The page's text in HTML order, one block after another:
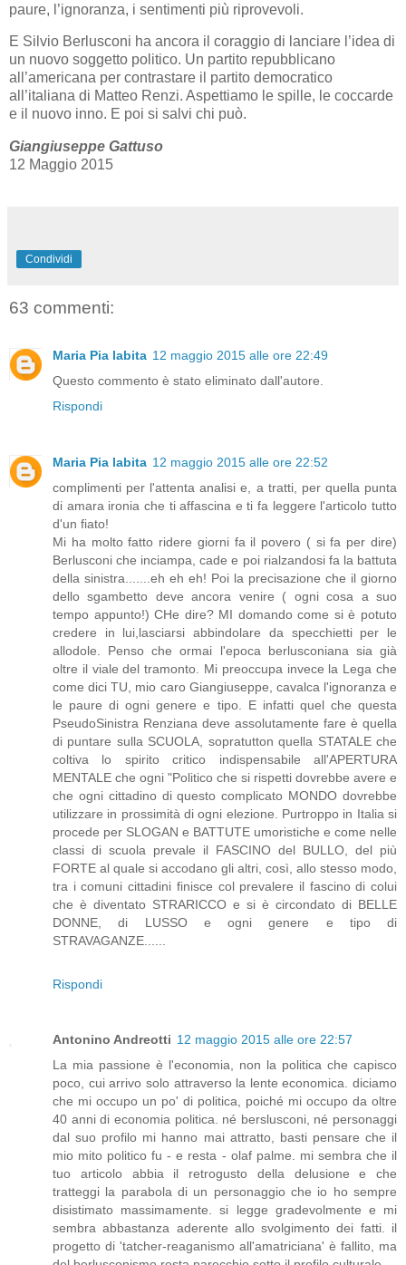
paure, l’ignoranza, i sentimenti più riprovevoli.
E Silvio Berlusconi ha ancora il coraggio di lanciare l’idea di
un nuovo soggetto politico. Un partito repubblicano
all’americana per contrastare il partito democratico
all’italiana di Matteo Renzi. Aspettiamo le spille, le coccarde
e il nuovo inno. E poi si salvi chi può.
Giangiuseppe Gattuso
12 Maggio 2015
Condividi
63 commenti:
Maria Pia labita 12 maggio 2015 alle ore 22:49
Questo commento è stato eliminato dall'autore.
Rispondi
Maria Pia labita 12 maggio 2015 alle ore 22:52
complimenti per l'attenta analisi e, a tratti, per quella punta
di amara ironia che ti affascina e ti fa leggere l'articolo tutto
d'un fiato!
Mi ha molto fatto ridere giorni fa il povero ( si fa per dire)
Berlusconi che inciampa, cade e poi rialzandosi fa la battuta
della sinistra.......eh eh eh! Poi la precisazione che il giorno
dello sgambetto deve ancora venire ( ogni cosa a suo
tempo appunto!) CHe dire? MI domando come si è potuto
credere in lui,lasciarsi abbindolare da specchietti per le
allodole. Penso che ormai l'epoca berlusconiana sia già
oltre il viale del tramonto. Mi preoccupa invece la Lega che
come dici TU, mio caro Giangiuseppe, cavalca l'ignoranza e
le paure di ogni genere e tipo. E infatti quel che questa
PseudoSinistra Renziana deve assolutamente fare è quella
di puntare sulla SCUOLA, sopratutton quella STATALE che
coltiva lo spirito critico indispensabile all'APERTURA
MENTALE che ogni "Politico che si rispetti dovrebbe avere e
che ogni cittadino di questo complicato MONDO dovrebbe
utilizzare in prossimità di ogni elezione. Purtroppo in Italia si
procede per SLOGAN e BATTUTE umoristiche e come nelle
classi di scuola prevale il FASCINO del BULLO, del più
FORTE al quale si accodano gli altri, così, allo stesso modo,
tra i comuni cittadini finisce col prevalere il fascino di colui
che è diventato STRARICCO e si è circondato di BELLE
DONNE, di LUSSO e ogni genere e tipo di
STRAVAGANZE......
Rispondi
Antonino Andreotti 12 maggio 2015 alle ore 22:57
La mia passione è l'economia, non la politica che capisco
poco, cui arrivo solo attraverso la lente economica. diciamo
che mi occupo un po' di politica, poiché mi occupo da oltre
40 anni di economia politica. né berslusconi, né personaggi
dal suo profilo mi hanno mai attratto, basti pensare che il
mio mito politico fu - e resta - olaf palme. mi sembra che il
tuo articolo abbia il retrogusto della delusione e che
tratteggi la parabola di un personaggio che io ho sempre
disistimato massimamente. si legge gradevolmente e mi
sembra abbastanza aderente allo svolgimento dei fatti. il
progetto di 'tatcher-reaganismo all'amatriciana' è fallito, ma